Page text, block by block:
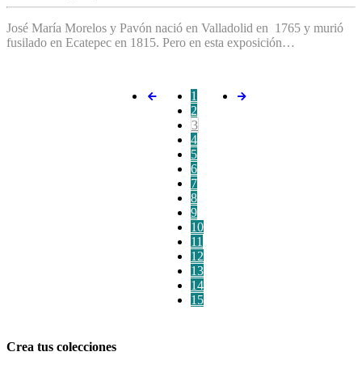
José María Morelos y Pavón nació en Valladolid en 1765 y murió
fusilado en Ecatepec en 1815. Pero en esta exposición…
1
2
3
4
5
6
7
8
9
10
11
12
13
14
15
Crea tus colecciones